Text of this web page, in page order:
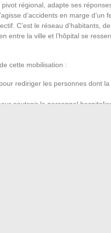
pivot régional, adapte ses
d’accidents en marge d’un
C’est le réseau d’habitants,
entre la ville et l’hôpital se
cette mobilisation :
rediriger les personnes dont
soutenir le personnel